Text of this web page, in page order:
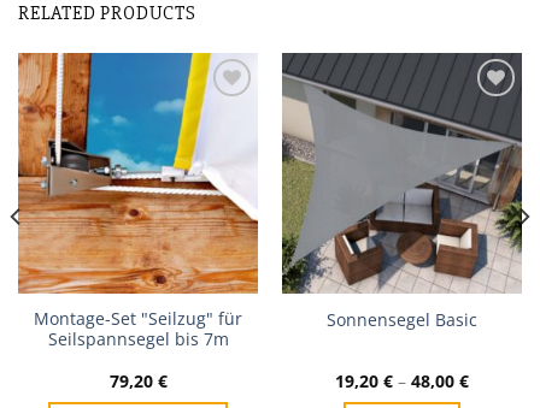
RELATED PRODUCTS
Zur
Wunschliste
Montage-Set "Seilzug" für
Seilspannsegel bis 7m
79,20 €
Zur
Wunschliste
Sonnensegel Basic
19,20 € – 48,00 €